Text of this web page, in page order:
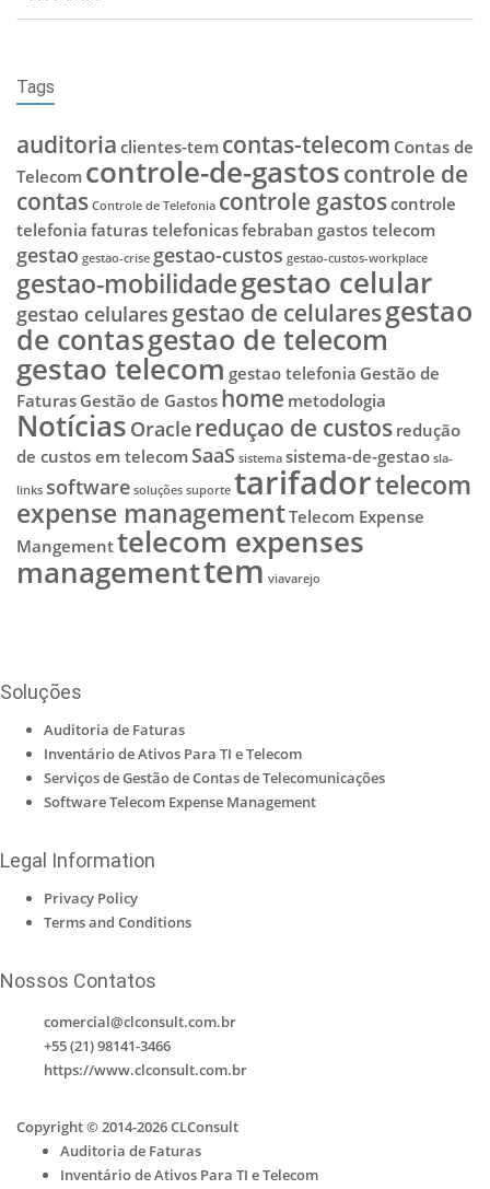
Tags
auditoria clientes-tem contas-telecom Contas de
Telecom controle-de-gastoscontrole de
contas Controle de Telefonia controle gastoscontrole
telefonia faturas telefonicasfebraban gastos telecom
gestao gestao-crise gestao-custos gestao-custos-workplace
gestao-mobilidadegestao celular
gestao celulares gestao de celularesgestao
de contasgestao de telecom
gestao telecom gestao telefonia Gestão de
Faturas Gestão de Gastos home metodologia
Notícias Oraclereduçao de custos redução
de custos em telecom SaaS sistema sistema-de-gestao sla-
links software soluções suporte tarifadortelecom
expense managementTelecom Expense
Mangementtelecom expenses
managementtem viavarejo
Soluções
Auditoria de Faturas
Inventário de Ativos Para TI e Telecom
Serviços de Gestão de Contas de Telecomunicações
Software Telecom Expense Management
Legal Information
Privacy Policy
Terms and Conditions
Nossos Contatos
comercial@clconsult.com.br
+55 (21) 98141-3466
https://www.clconsult.com.br
Copyright © 2014-2026 CLConsult
Auditoria de Faturas
Inventário de Ativos Para TI e Telecom